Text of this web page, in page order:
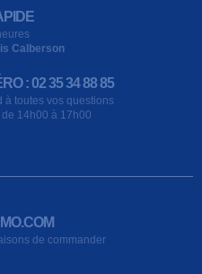
Calberson
: 02 35 34 88 85
à toutes vos questions
14h00 à 17h00
de commander